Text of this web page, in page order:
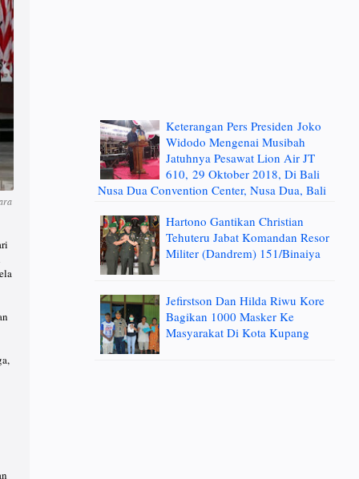
Keterangan Pers Presiden Joko
Widodo Mengenai Musibah
Jatuhnya Pesawat Lion Air JT
610, 29 Oktober 2018, Di Bali
Nusa Dua Convention Center, Nusa Dua, Bali
Hartono Gantikan Christian
Tehuteru Jabat Komandan Resor
Militer (Dandrem) 151/Binaiya
Jefirstson Dan Hilda Riwu Kore
Bagikan 1000 Masker Ke
Masyarakat Di Kota Kupang